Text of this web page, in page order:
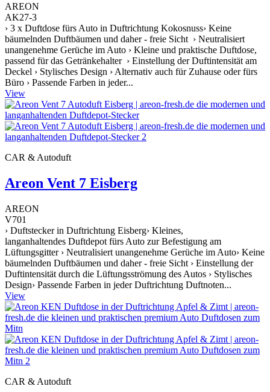
AREON
AK27-3
› 3 x Duftdose fürs Auto in Duftrichtung Kokosnuss› Keine
bäumelnden Duftbäumen und daher - freie Sicht › Neutralisiert
unangenehme Gerüche im Auto › Kleine und praktische Duftdose,
passend für das Getränkehalter › Einstellung der Duftintensität am
Deckel › Stylisches Design › Alternativ auch für Zuhause oder fürs
Büro › Passende Farben in jeder...
View
CAR & Autoduft
Areon Vent 7 Eisberg
AREON
V701
› Duftstecker in Duftrichtung Eisberg› Kleines,
langanhaltendes Duftdepot fürs Auto zur Befestigung am
Lüftungsgitter › Neutralisiert unangenehme Gerüche im Auto› Keine
bäumelnden Duftbäumen und daher - freie Sicht › Einstellung der
Duftintensität durch die Lüftungsströmung des Autos › Stylisches
Design› Passende Farben in jeder Duftrichtung Duftnoten...
View
CAR & Autoduft